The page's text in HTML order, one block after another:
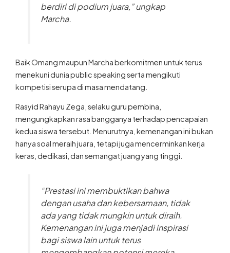
berdiri di podium juara,” ungkap
Marcha.
Baik Omang maupun Marcha berkomitmen untuk terus
menekuni dunia public speaking serta mengikuti
kompetisi serupa di masa mendatang.
Rasyid Rahayu Zega, selaku guru pembina,
mengungkapkan rasa bangganya terhadap pencapaian
kedua siswa tersebut. Menurutnya, kemenangan ini bukan
hanya soal meraih juara, tetapi juga mencerminkan kerja
keras, dedikasi, dan semangat juang yang tinggi.
“Prestasi ini membuktikan bahwa
dengan usaha dan kebersamaan, tidak
ada yang tidak mungkin untuk diraih.
Kemenangan ini juga menjadi inspirasi
bagi siswa lain untuk terus